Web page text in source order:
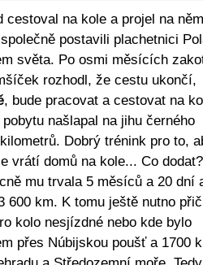
na kole a projel na
postavili plachetnici
světa. Po osmi měsících
rozhodl, že cestu ukončí,
, bude pracovat a cestovat na
našlapal na jihu černého
Dobrý trénink pro to,
vrátí domů na kole... Co
mu trvala 5 měsíců a 20 dní
600 km. K tomu ještě nutno
kolo nesjízdné nebo kde bylo
přes Núbijskou poušť a 1700